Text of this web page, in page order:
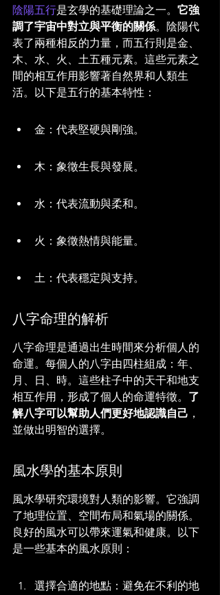
陰陽五行是玄學的基礎理論之一。 它強
調了宇宙中對立與平衡的關係。陰陽代
表了兩種相反的力量，而五行則是金、
木、水、火、土五種元素。這些元素之
間的相互作用影響著自然界和人類生
活。以下是五行的基本特性：
金：代表堅硬與剛強。
木：象徵生長與發展。
水：代表流動與柔和。
火：象徵熱情與能量。
土：代表穩定與支持。
八字命理的解析
八字命理是通過出生時間來分析個人的
命運。每個人的八字由四柱組成：年、
月、日、時。這些柱子中的天干和地支
相互作用，形成了個人的命運特徵。 了
解八字可以幫助人們更好地認識自己 ，
並做出明智的選擇。
風水學的基本原則
風水學研究環境對人類的影響。它強調
了地理位置、空間布局和氣場的關係。
良好的風水可以帶來運氣和健康。以下
是一些基本的風水原則：
選擇合適的地點：避免在不利的地